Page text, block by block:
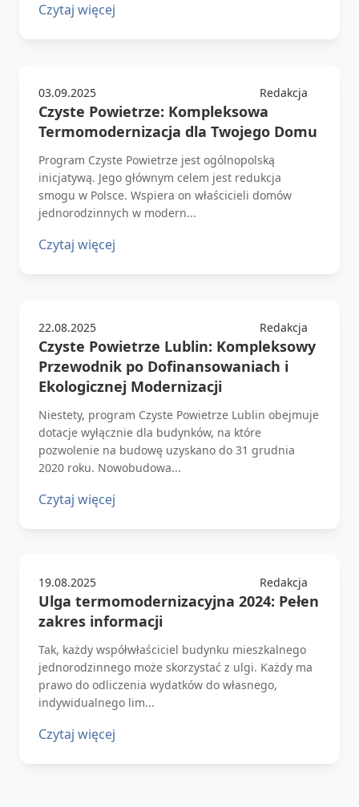
Czytaj więcej
03.09.2025 Redakcja
Czyste Powietrze: Kompleksowa
Termomodernizacja dla Twojego Domu
Program Czyste Powietrze jest ogólnopolską
inicjatywą. Jego głównym celem jest redukcja
smogu w Polsce. Wspiera on właścicieli domów
jednorodzinnych w modern...
Czytaj więcej
22.08.2025 Redakcja
Czyste Powietrze Lublin: Kompleksowy
Przewodnik po Dofinansowaniach i
Ekologicznej Modernizacji
Niestety, program Czyste Powietrze Lublin obejmuje
dotacje wyłącznie dla budynków, na które
pozwolenie na budowę uzyskano do 31 grudnia
2020 roku. Nowobudowa...
Czytaj więcej
19.08.2025 Redakcja
Ulga termomodernizacyjna 2024: Pełen
zakres informacji
Tak, każdy współwłaściciel budynku mieszkalnego
jednorodzinnego może skorzystać z ulgi. Każdy ma
prawo do odliczenia wydatków do własnego,
indywidualnego lim...
Czytaj więcej